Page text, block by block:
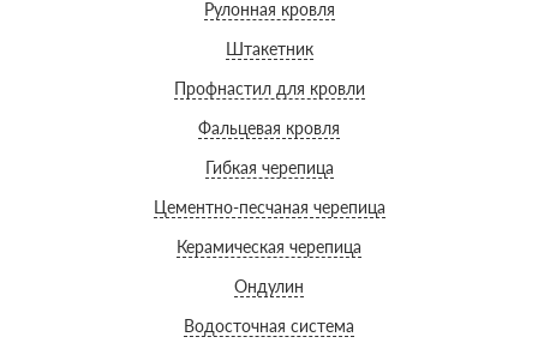
Рулонная кровля
Штакетник
Профнастил для кровли
Фальцевая кровля
Гибкая черепица
Цементно-песчаная черепица
Керамическая черепица
Ондулин
Водосточная система